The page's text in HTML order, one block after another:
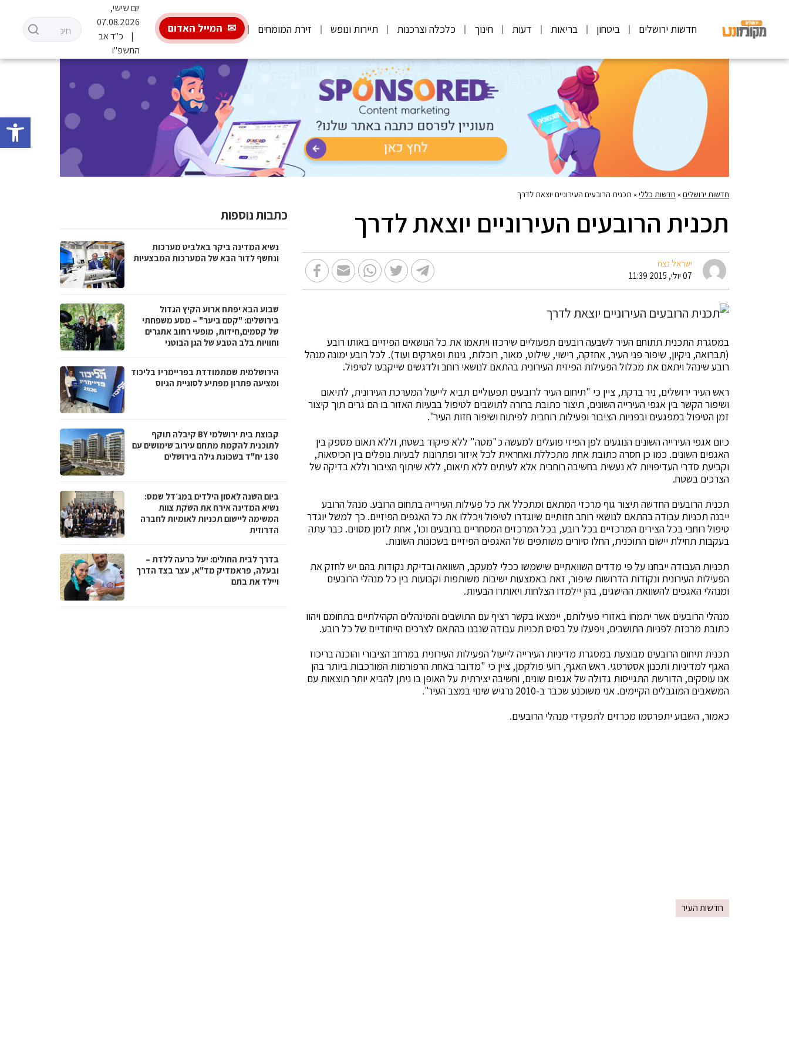
פתח
חדשות ירושלים ביטחון בריאות דעות חינוך כלכלה וצרכנות תיירות ונופש זירת המומחים המייל האדום
יום שישי,
07.08.2026
כ"ד אב
התשפ"ו
חדשות ירושלים» חדשות כללי» תכנית הרובעים העירוניים יוצאת לדרך
תכנית הרובעים העירוניים יוצאת לדרך
ישראל נצח
07 יולי, 2015 11:39
במסגרת התכנית תתוחם העיר לשבעה רובעים תפעוליים שירכזו ויתאמו את כל הנושאים הפיזיים באותו רובע
(תברואה, ניקיון, שיפור פני העיר, אחזקה, רישוי, שילוט, מאור, רוכלות, גינות ופארקים ועוד). לכל רובע ימונה מנהל
רובע שינהל ויתאם את מכלול הפעילות הפיזית העירונית בהתאם לנושאי רוחב ולדגשים שייקבעו לטיפול.
ראש העיר ירושלים, ניר ברקת, ציין כי "תיחום העיר לרובעים תפעוליים תביא לייעול המערכת העירונית, לתיאום
ושיפור הקשר בין אגפי העירייה השונים, תיצור כתובת ברורה לתושבים לטיפול בבעיות האזור בו הם גרים תוך קיצור
זמן הטיפול במפגעים ובפניות הציבור ופעילות רוחבית לפיתוח ושיפור חזות העיר".
כיום אגפי העירייה השונים הנוגעים לפן הפיזי פועלים למעשה כ"מטה" ללא פיקוד בשטח, וללא תאום מספק בין
האגפים השונים. כמו כן חסרה כתובת אחת מתכללת ואחראית לכל איזור ופתרונות לבעיות נופלים בין הכיסאות,
וקביעת סדרי העדיפויות לא נעשית בחשיבה רוחבית אלא לעיתים ללא תיאום, ללא שיתוף הציבור וללא בדיקה של
הצרכים בשטח.
תכנית הרובעים החדשה תיצור גוף מרכזי המתאם ומתכלל את כל פעילות העירייה בתחום הרובע. מנהל הרובע
ייבנה תכניות עבודה בהתאם לנושאי רוחב חזותיים שיוגדרו לטיפול ויכללו את כל האגפים הפיזיים. כך למשל יוגדר
טיפול רוחבי בכל הצירים המרכזיים בכל רובע, בכל המרכזים המסחריים ברובעים וכו', אחת לזמן מסוים. כבר עתה
בעקבות תחילת יישום התוכנית, החלו סיורים משותפים של האגפים הפיזיים בשכונות השונות.
תכניות העבודה ייבחנו על פי מדדים השוואתיים שישמשו ככלי למעקב, השוואה ובדיקת נקודות בהם יש לחזק את
הפעילות העירונית ונקודות הדרושות שיפור, זאת באמצעות ישיבות משותפות וקבועות בין כל מנהלי הרובעים
ומנהלי האגפים להשוואת ההישגים, בהן יילמדו הצלחות ויאותרו הבעיות.
מנהלי הרובעים אשר יתמחו באזורי פעילותם, יימצאו בקשר רציף עם התושבים והמינהלים הקהילתיים בתחומם ויהוו
כתובת מרכזת לפניות התושבים, ויפעלו על בסיס תכניות עבודה שנבנו בהתאם לצרכים הייחודיים של כל רובע.
תכנית תיחום הרובעים מבוצעת במסגרת מדיניות העירייה לייעול הפעילות העירונית במרחב הציבורי והוכנה בריכוז
האגף למדיניות ותכנון אסטרטגי. ראש האגף, רועי פולקמן, ציין כי "מדובר באחת הרפורמות המורכבות ביותר בהן
אנו עוסקים, הדורשת התגייסות גדולה של אגפים שונים, וחשיבה יצירתית על האופן בו ניתן להביא יותר תוצאות עם
המשאבים המוגבלים הקיימים. אני משוכנע שכבר ב-2010 נרגיש שינוי במצב העיר".
כאמור, השבוע יתפרסמו מכרזים לתפקידי מנהלי הרובעים.
כתבות נוספות
נשיא המדינה ביקר באלביט מערכות
ונחשף לדור הבא של המערכות המבצעיות
שבוע הבא יפתח ארוע הקיץ הגדול
בירושלים: "קסם ביער" – מסע משפחתי
של קסמים,חידות, מופעי רחוב אתגרים
וחוויות בלב הטבע של הגן הבוטני
הירושלמית שמתמודדת בפריימריז בליכוד
ומציעה פתרון מפתיע לסוגיית הגיוס
קבוצת בית ירושלמי BY קיבלה תוקף
לתוכנית להקמת מתחם עירוב שימושים עם
130 יח"ד בשכונת גילה בירושלים
ביום השנה לאסון הילדים במג׳דל שמס:
נשיא המדינה אירח את השקת צוות
המשימה ליישום תכניות לאומיות לחברה
הדרוזית
בדרך לבית החולים: יעל כרעה ללדת –
ובעלה, פראמדיק מד"א, עצר בצד הדרך
ויילד את בתם
חדשות העיר